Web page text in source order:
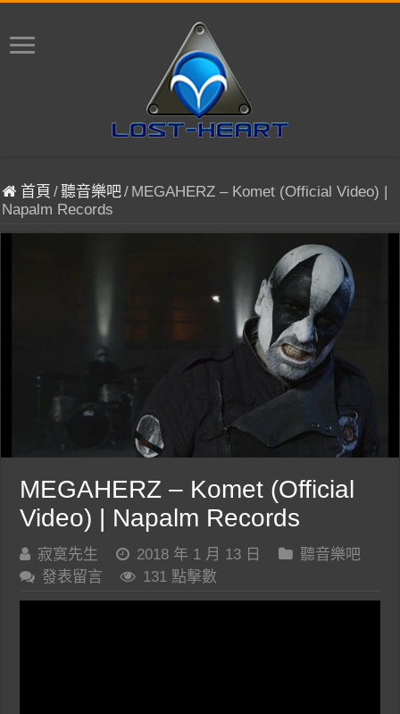
首頁 /聽音樂吧/ MEGAHERZ – Komet (Official Video) |
Napalm Records
MEGAHERZ – Komet (Official
Video) | Napalm Records
寂寞先生 2018 年 1 月 13 日
聽音樂吧
發表留言
131 點擊數